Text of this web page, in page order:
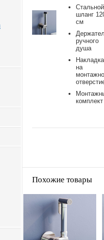
Стальной
шланг
см
ручного
душа
Накладка
на
комплект
Похожие товары